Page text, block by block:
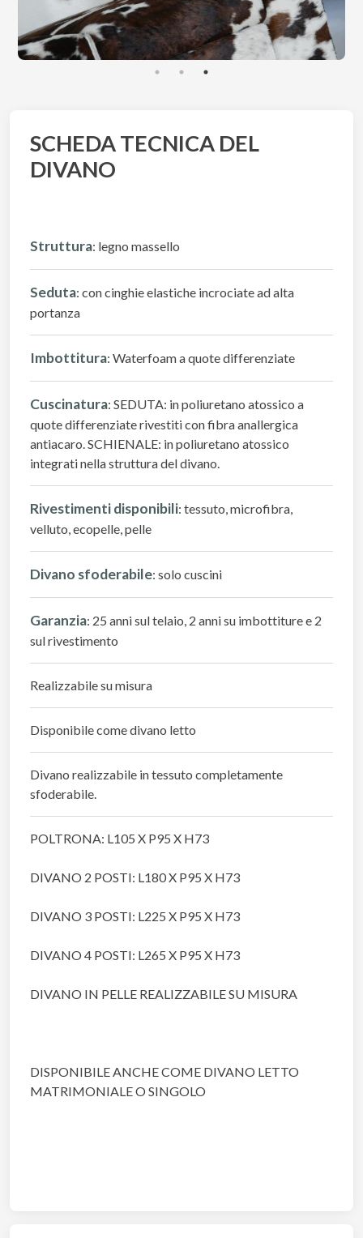
SCHEDA TECNICA DEL
DIVANO
Struttura: legno massello
Seduta: con cinghie elastiche incrociate ad alta
portanza
Imbottitura: Waterfoam a quote differenziate
Cuscinatura: SEDUTA: in poliuretano atossico a
quote differenziate rivestiti con fibra anallergica
antiacaro. SCHIENALE: in poliuretano atossico
integrati nella struttura del divano.
Rivestimenti disponibili: tessuto, microfibra,
velluto, ecopelle, pelle
Divano sfoderabile: solo cuscini
Garanzia: 25 anni sul telaio, 2 anni su imbottiture e 2
sul rivestimento
Realizzabile su misura
Disponibile come divano letto
Divano realizzabile in tessuto completamente
sfoderabile.
POLTRONA: L105 X P95 X H73
DIVANO 2 POSTI: L180 X P95 X H73
DIVANO 3 POSTI: L225 X P95 X H73
DIVANO 4 POSTI: L265 X P95 X H73
DIVANO IN PELLE REALIZZABILE SU MISURA
DISPONIBILE ANCHE COME DIVANO LETTO
MATRIMONIALE O SINGOLO